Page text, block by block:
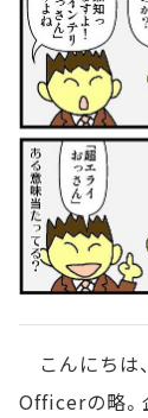
こんにちは
Officerの略。